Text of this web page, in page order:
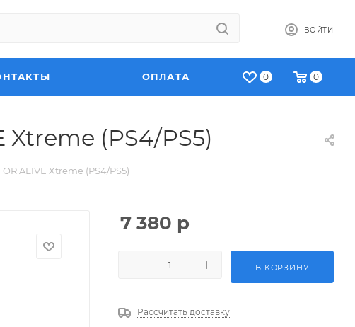
ВОЙТИ
0 0
ОПЛАТА
Xtreme (PS4/PS5)
ALIVE Xtreme (PS4/PS5)
7 380 р
В КОРЗИНУ
Рассчитать доставку